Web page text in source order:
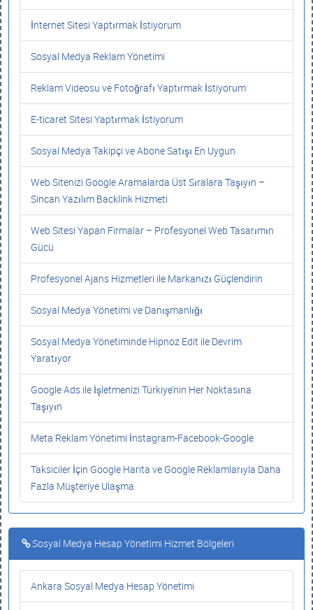
İnternet Sitesi Yaptırmak İstiyorum
Sosyal Medya Reklam Yönetimi
Reklam Videosu ve Fotoğrafı Yaptırmak İstiyorum
E-ticaret Sitesi Yaptırmak İstiyorum
Sosyal Medya Takipçi ve Abone Satışı En Uygun
Web Sitenizi Google Aramalarda Üst Sıralara Taşıyın –
Sincan Yazılım Backlink Hizmeti
Web Sitesi Yapan Firmalar – Profesyonel Web Tasarımın
Gücü
Profesyonel Ajans Hizmetleri ile Markanızı Güçlendirin
Sosyal Medya Yönetimi ve Danışmanlığı
Sosyal Medya Yönetiminde Hipnoz Edit ile Devrim
Yaratıyor
Google Ads ile İşletmenizi Türkiye’nin Her Noktasına
Taşıyın
Meta Reklam Yönetimi İnstagram-Facebook-Google
Taksiciler İçin Google Harita ve Google Reklamlarıyla Daha
Fazla Müşteriye Ulaşma
Sosyal Medya Hesap Yönetimi Hizmet Bölgeleri
Ankara Sosyal Medya Hesap Yönetimi